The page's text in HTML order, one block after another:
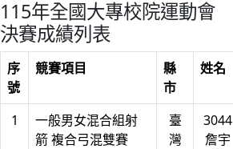
115年全國大專校院運動會
決賽成績列表
序
號
競賽項目
縣
市
姓名
1
一般男女混合組射
箭 複合弓混雙賽
臺
灣
3044
詹宇